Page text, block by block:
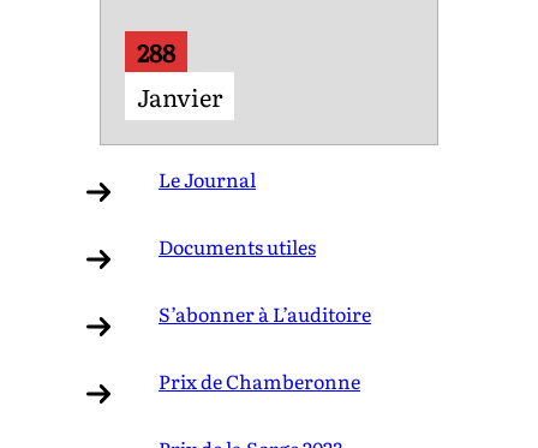
288
Janvier
Le Journal
Documents utiles
S’abonner à L’auditoire
Prix de Chamberonne